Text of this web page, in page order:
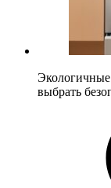
выбрать